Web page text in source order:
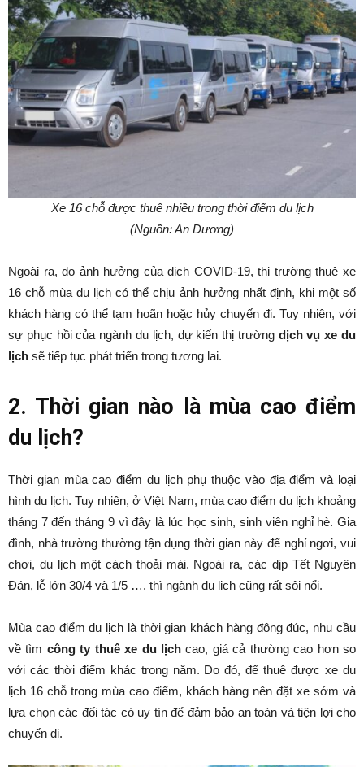
Xe 16 chỗ được thuê nhiều trong thời điểm du lịch
(Nguồn: An Dương)
Ngoài ra, do ảnh hưởng của dịch COVID-19, thị trường thuê xe
16 chỗ mùa du lịch có thể chịu ảnh hưởng nhất định, khi một số
khách hàng có thể tạm hoãn hoặc hủy chuyến đi. Tuy nhiên, với
sự phục hồi của ngành du lịch, dự kiến thị trường dịch vụ xe du
lịch sẽ tiếp tục phát triển trong tương lai.
2. Thời gian nào là mùa cao điểm
du lịch?
Thời gian mùa cao điểm du lịch phụ thuộc vào địa điểm và loại
hình du lịch. Tuy nhiên, ở Việt Nam, mùa cao điểm du lịch khoảng
tháng 7 đến tháng 9 vì đây là lúc học sinh, sinh viên nghỉ hè. Gia
đình, nhà trường thường tận dụng thời gian này để nghỉ ngơi, vui
chơi, du lịch một cách thoải mái. Ngoài ra, các dịp Tết Nguyên
Đán, lễ lớn 30/4 và 1/5 …. thì ngành du lịch cũng rất sôi nổi.
Mùa cao điểm du lịch là thời gian khách hàng đông đúc, nhu cầu
về tìm công ty thuê xe du lịchcao, giá cả thường cao hơn so
với các thời điểm khác trong năm. Do đó, để thuê được xe du
lịch 16 chỗ trong mùa cao điểm, khách hàng nên đặt xe sớm và
lựa chọn các đối tác có uy tín để đảm bảo an toàn và tiện lợi cho
chuyến đi.